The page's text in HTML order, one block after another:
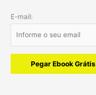
E-mail:
Pegar Ebook Grátis